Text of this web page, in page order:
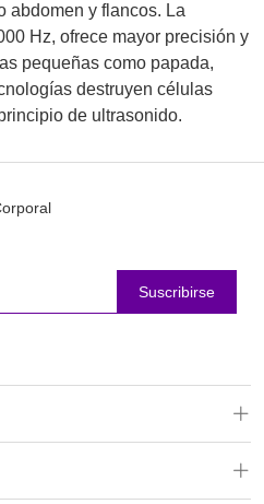
abdomen y flancos. La
Hz, ofrece mayor precisión y
pequeñas como papada,
destruyen células
de ultrasonido.
Suscribirse